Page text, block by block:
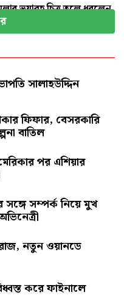
ভয়াবহ চিত্র তুলে ধরলেন
ছাড়লেন ময়ূখ রঞ্জন ঘোষ
সালাহউদ্দিন
ফিফার, বেসরকারি
বাতিল
পর এশিয়ার
সঙ্গে সম্পর্ক নিয়ে মুখ
নতুন ওয়ানডে
করে ফাইনালে